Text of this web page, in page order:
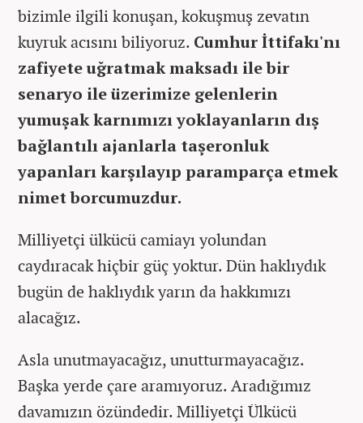
bizimle ilgili konuşan, kokuşmuş zevatın
kuyruk acısını biliyoruz. Cumhur İttifakı'nı
zafiyete uğratmak maksadı ile bir
senaryo ile üzerimize gelenlerin
yumuşak karnımızı yoklayanların dış
bağlantılı ajanlarla taşeronluk
yapanları karşılayıp paramparça etmek
nimet borcumuzdur.
Milliyetçi ülkücü camiayı yolundan
caydıracak hiçbir güç yoktur. Dün haklıydık
bugün de haklıydık yarın da hakkımızı
alacağız.
Asla unutmayacağız, unutturmayacağız.
Başka yerde çare aramıyoruz. Aradığımız
davamızın özündedir. Milliyetçi Ülkücü